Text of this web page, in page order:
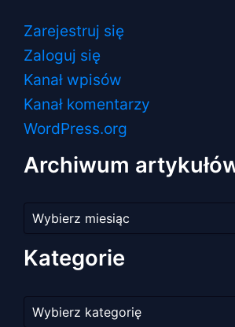
Zarejestruj się
Zaloguj się
Kanał wpisów
Kanał komentarzy
WordPress.org
Archiwum
artykułów
Kategorie